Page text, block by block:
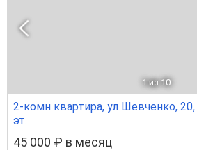
1 из 10
2-комн квартира, ул Шевченко,
эт.
45 000 ₽ в месяц